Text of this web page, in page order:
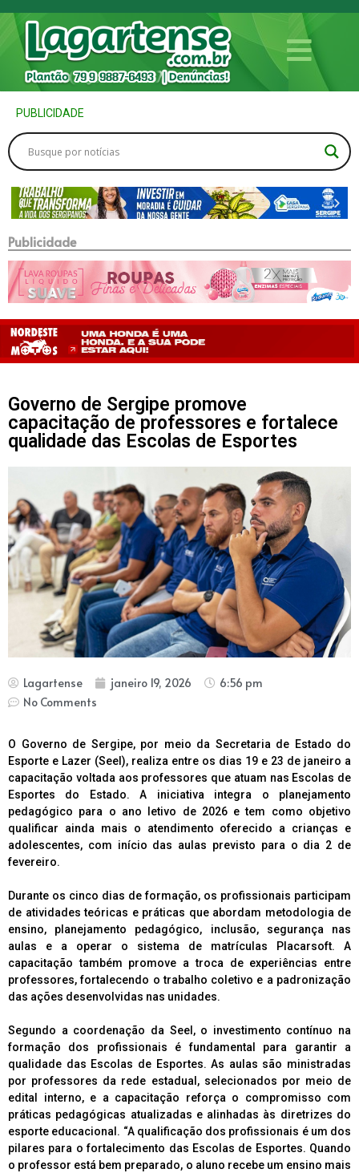
PUBLICIDADE
Publicidade
Governo de Sergipe promove
capacitação de professores e fortalece
qualidade das Escolas de Esportes
Lagartense janeiro 19, 2026
6:56 pm
No Comments
O Governo de Sergipe, por meio da Secretaria de Estado do
Esporte e Lazer (Seel), realiza entre os dias 19 e 23 de janeiro a
capacitação voltada aos professores que atuam nas Escolas de
Esportes do Estado. A iniciativa integra o planejamento
pedagógico para o ano letivo de 2026 e tem como objetivo
qualificar ainda mais o atendimento oferecido a crianças e
adolescentes, com início das aulas previsto para o dia 2 de
fevereiro.
Durante os cinco dias de formação, os profissionais participam
de atividades teóricas e práticas que abordam metodologia de
ensino, planejamento pedagógico, inclusão, segurança nas
aulas e a operar o sistema de matrículas Placarsoft. A
capacitação também promove a troca de experiências entre
professores, fortalecendo o trabalho coletivo e a padronização
das ações desenvolvidas nas unidades.
Segundo a coordenação da Seel, o investimento contínuo na
formação dos profissionais é fundamental para garantir a
qualidade das Escolas de Esportes. As aulas são ministradas
por professores da rede estadual, selecionados por meio de
edital interno, e a capacitação reforça o compromisso com
práticas pedagógicas atualizadas e alinhadas às diretrizes do
esporte educacional. “A qualificação dos profissionais é um dos
pilares para o fortalecimento das Escolas de Esportes. Quando
o professor está bem preparado, o aluno recebe um ensino mais